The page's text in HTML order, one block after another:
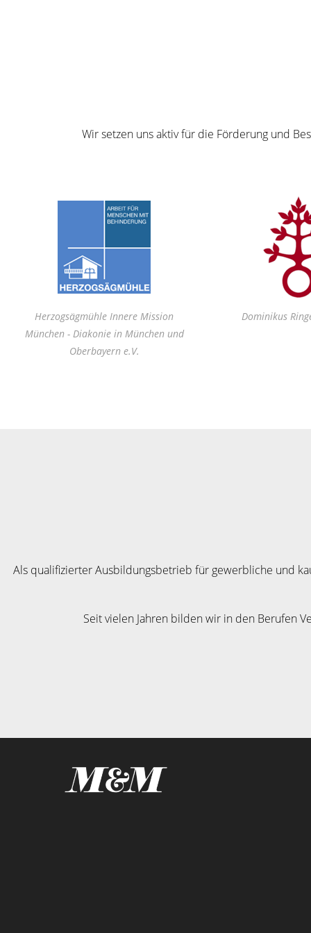
Wir setzen uns aktiv für die Förderung und
Herzogsägmühle Innere Mission
München - Diakonie in München und
Oberbayern e.V.
Dominikus
Als qualifizierter Ausbildungsbetrieb für gewerbliche und
Seit vielen Jahren bilden wir in den Berufen